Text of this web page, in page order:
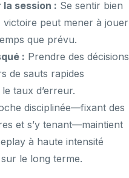
la session : Se sentir bien
victoire peut mener à jouer
que prévu.
: Prendre des décisions
de sauts rapides
taux d’erreur.
disciplinée—fixant des
et s’y tenant—maintient
à haute intensité
le long terme.